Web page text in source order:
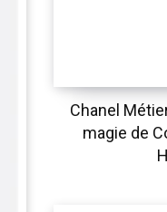
Chanel
magie de